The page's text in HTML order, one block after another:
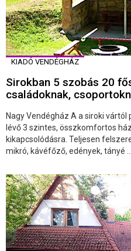
KIADÓ VENDÉGHÁZ
Sirokban 5 szobás 20
családoknak,
Nagy Vendégház A a siroki
lévő 3 szintes, összkomfortos
kikapcsolódásra. Teljesen
mikró, kávéfőző, edények, tányé ...